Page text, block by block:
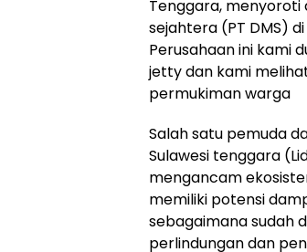
Tenggara, menyoroti
sejahtera (PT DMS)
Perusahaan ini kami
jetty dan kami
permukiman warga
Salah satu pemuda
Sulawesi tenggara
mengancam
memiliki potensi
sebagaimana sudah
perlindungan dan